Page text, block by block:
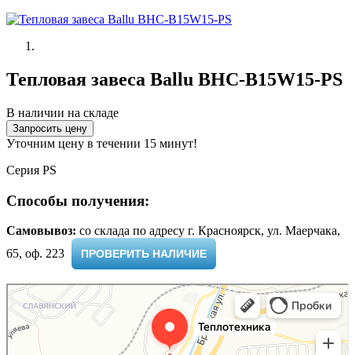
Тепловая завеса Ballu BHC-B15W15-PS
В наличии на складе
Запросить цену
Уточним цену в течении 15 минут!
Серия PS
Способы получения:
Самовывоз: cо склада по адресу г. Красноярск, ул. Маерчака,
65, оф. 223 ​
ПРОВЕРИТЬ НАЛИЧИЕ